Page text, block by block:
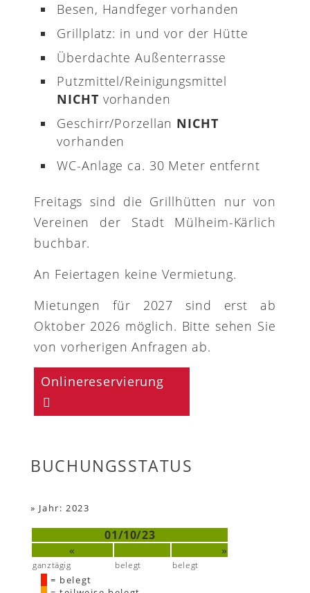
Besen, Handfeger vorhanden
Grillplatz: in und vor der Hütte
Überdachte Außenterrasse
Putzmittel/Reinigungsmittel
NICHT vorhanden
Geschirr/Porzellan NICHT
vorhanden
WC-Anlage ca. 30 Meter entfernt
Freitags sind die Grillhütten nur von
Vereinen der Stadt Mülheim-Kärlich
buchbar.
An Feiertagen keine Vermietung.
Mietungen für 2027 sind erst ab
Oktober 2026 möglich. Bitte sehen Sie
von vorherigen Anfragen ab.
Onlinereservierung
BUCHUNGSSTATUS
» Jahr: 2023
01/10/23
«
»
ganztägig belegt belegt
= belegt